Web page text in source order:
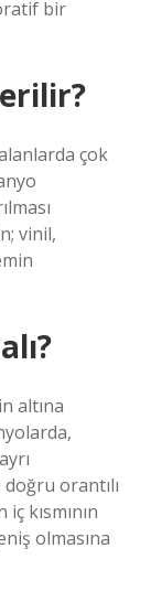
bir
çok
vinil,
altına
orantılı
kısmının
olmasına